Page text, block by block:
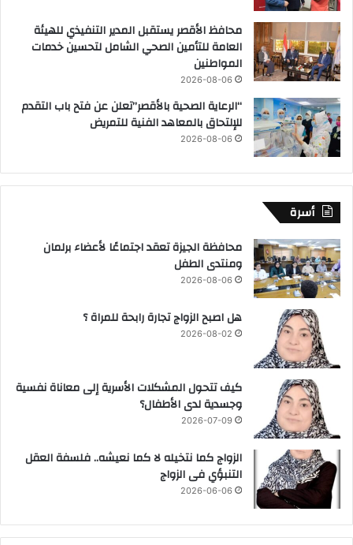
محافظ الأقصر يستقبل المدير التنفيذي للهيئة
العامة للتأمين الصحي الشامل لتحسين خدمات
المواطنين
2026-08-06
“الرعاية الصحية بالأقصر”تعلن عن فتح باب التقدم
للإلتحاق بالمعاهد الفنية للتمريض
2026-08-06
أسرة
محافظة الجيزة تعقد اجتماعًا لأعضاء برلمان
ومنتدى الطفل
2026-08-06
هل اصبح الزواج تجارة رابحة للمراة ؟
2026-08-02
كيف تتحول المشكلات الأسرية إلى معاناة نفسية
وجسدية لدى الأطفال؟
2026-07-09
الزواج كما نتخيله لا كما نعيشه.. فلسفة العقل
التنبؤي فى الزواج
2026-06-06